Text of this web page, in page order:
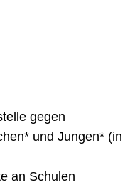
gegen
und Jungen* (in
an Schulen